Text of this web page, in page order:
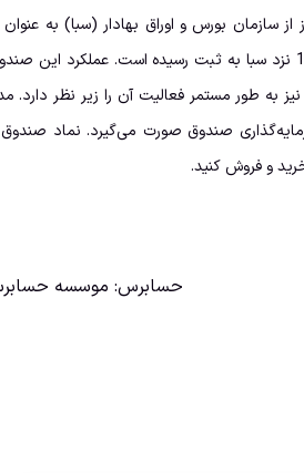
مصوب آذر ماه سال 1384 ، فعالیت خود را آغاز کرد. این صندوق با شماره
طور مستمر فعالیت آن را زیر نظر دارد.
صندوق صورت می‌گیرد. نماد
و فروش کنید.
حسابرس: موسسه